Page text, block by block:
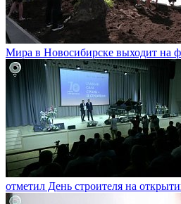
Мира в Новосибирске выходит
отметил День строителя на